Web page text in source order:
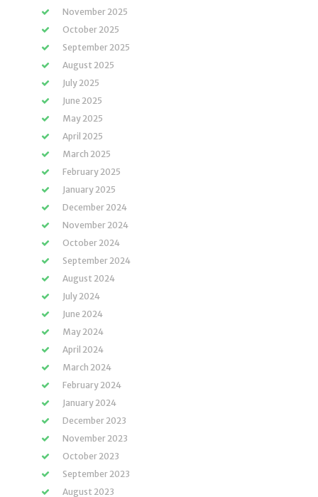
November 2025
October 2025
September 2025
August 2025
July 2025
June 2025
May 2025
April 2025
March 2025
February 2025
January 2025
December 2024
November 2024
October 2024
September 2024
August 2024
July 2024
June 2024
May 2024
April 2024
March 2024
February 2024
January 2024
December 2023
November 2023
October 2023
September 2023
August 2023